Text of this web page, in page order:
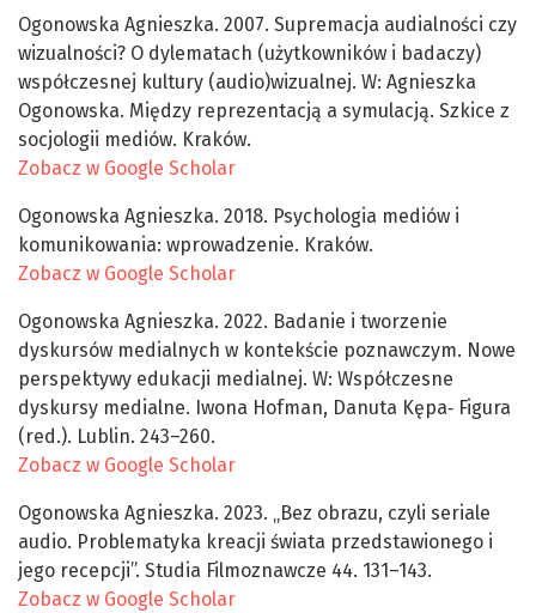
Ogonowska Agnieszka. 2007. Supremacja audialności czy
wizualności? O dylematach (użytkowników i badaczy)
współczesnej kultury (audio)wizualnej. W: Agnieszka
Ogonowska. Między reprezentacją a symulacją. Szkice z
socjologii mediów. Kraków.
Zobacz w Google Scholar
Ogonowska Agnieszka. 2018. Psychologia mediów i
komunikowania: wprowadzenie. Kraków.
Zobacz w Google Scholar
Ogonowska Agnieszka. 2022. Badanie i tworzenie
dyskursów medialnych w kontekście poznawczym. Nowe
perspektywy edukacji medialnej. W: Współczesne
dyskursy medialne. Iwona Hofman, Danuta Kępa‑ Figura
(red.). Lublin. 243–260.
Zobacz w Google Scholar
Ogonowska Agnieszka. 2023. „Bez obrazu, czyli seriale
audio. Problematyka kreacji świata przedstawionego i
jego recepcji”. Studia Filmoznawcze 44. 131–143.
Zobacz w Google Scholar